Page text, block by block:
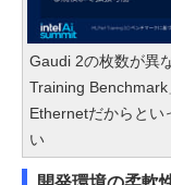
Gaudi 2の枚数が異
Training Benchmark
Ethernetだからとい
い